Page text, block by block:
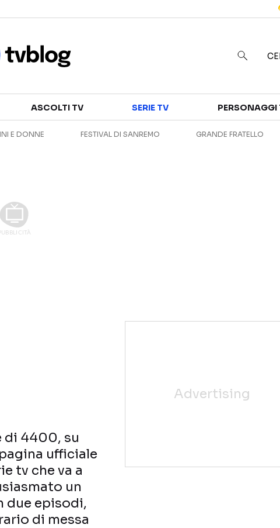
SERIE TV
ANTEPRIME
ASCOLTI TV SERIE TV PERSONAGGI
E DONNE FESTIVAL DI SANREMO GRANDE FRATELLO
di 4400, su
ufficiale
tv che va a
un
due episodi,
di messa